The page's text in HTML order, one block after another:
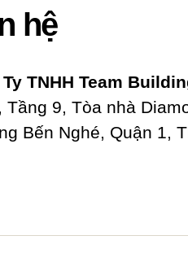
hệ
TNHH Team
Tầng 9, Tòa nhà
Bến Nghé, Quận 1,